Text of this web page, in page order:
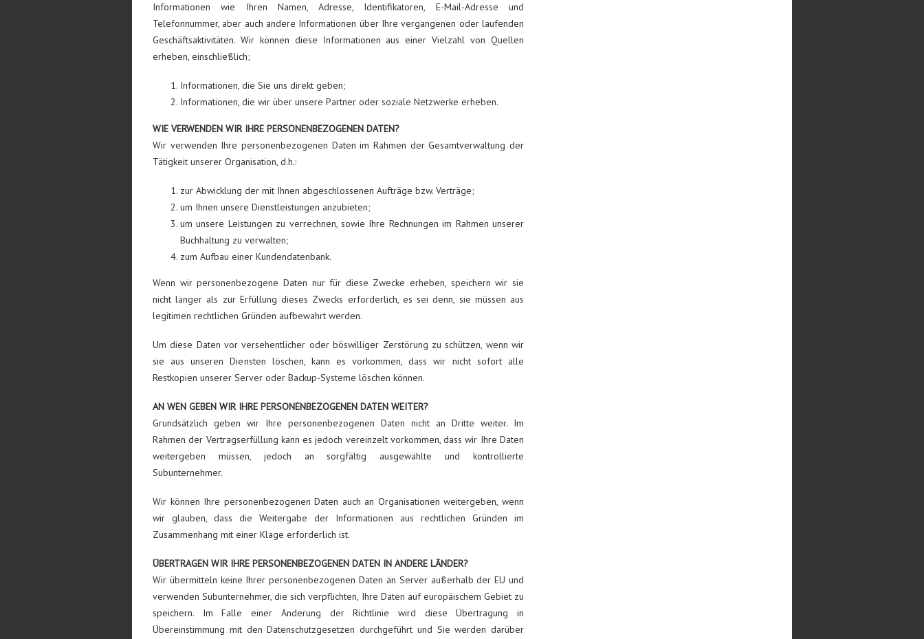
Informationen wie Ihren Namen, Adresse, Identifikatoren, E-Mail-Adresse und
Telefonnummer, aber auch andere Informationen über Ihre vergangenen oder laufenden
Geschäftsaktivitäten. Wir können diese Informationen aus einer Vielzahl von Quellen
erheben, einschließlich;
Informationen, die Sie uns direkt geben;
Informationen, die wir über unsere Partner oder soziale Netzwerke erheben.
WIE VERWENDEN WIR IHRE PERSONENBEZOGENEN DATEN?
Wir verwenden Ihre personenbezogenen Daten im Rahmen der Gesamtverwaltung der
Tätigkeit unserer Organisation, d.h.:
zur Abwicklung der mit Ihnen abgeschlossenen Aufträge bzw. Verträge;
um Ihnen unsere Dienstleistungen anzubieten;
um unsere Leistungen zu verrechnen, sowie Ihre Rechnungen im Rahmen unserer
Buchhaltung zu verwalten;
zum Aufbau einer Kundendatenbank.
Wenn wir personenbezogene Daten nur für diese Zwecke erheben, speichern wir sie
nicht länger als zur Erfüllung dieses Zwecks erforderlich, es sei denn, sie müssen aus
legitimen rechtlichen Gründen aufbewahrt werden.
Um diese Daten vor versehentlicher oder böswilliger Zerstörung zu schützen, wenn wir
sie aus unseren Diensten löschen, kann es vorkommen, dass wir nicht sofort alle
Restkopien unserer Server oder Backup-Systeme löschen können.
AN WEN GEBEN WIR IHRE PERSONENBEZOGENEN DATEN WEITER?
Grundsätzlich geben wir Ihre personenbezogenen Daten nicht an Dritte weiter. Im
Rahmen der Vertragserfüllung kann es jedoch vereinzelt vorkommen, dass wir Ihre Daten
weitergeben müssen, jedoch an sorgfältig ausgewählte und kontrollierte
Subunternehmer.
Wir können Ihre personenbezogenen Daten auch an Organisationen weitergeben, wenn
wir glauben, dass die Weitergabe der Informationen aus rechtlichen Gründen im
Zusammenhang mit einer Klage erforderlich ist.
ÜBERTRAGEN WIR IHRE PERSONENBEZOGENEN DATEN IN ANDERE LÄNDER?
Wir übermitteln keine Ihrer personenbezogenen Daten an Server außerhalb der EU und
verwenden Subunternehmer, die sich verpflichten, Ihre Daten auf europäischem Gebiet zu
speichern. Im Falle einer Änderung der Richtlinie wird diese Übertragung in
Übereinstimmung mit den Datenschutzgesetzen durchgeführt und Sie werden darüber